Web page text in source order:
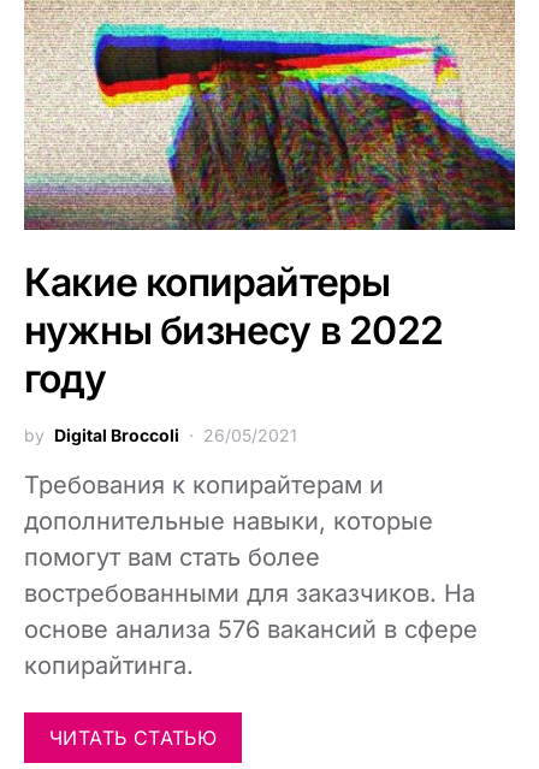
Какие копирайтеры
нужны бизнесу в 2022
году
by Digital Broccoli 26/05/2021
Требования к копирайтерам и
дополнительные навыки, которые
помогут вам стать более
востребованными для заказчиков. На
основе анализа 576 вакансий в сфере
копирайтинга.
ЧИТАТЬ СТАТЬЮ